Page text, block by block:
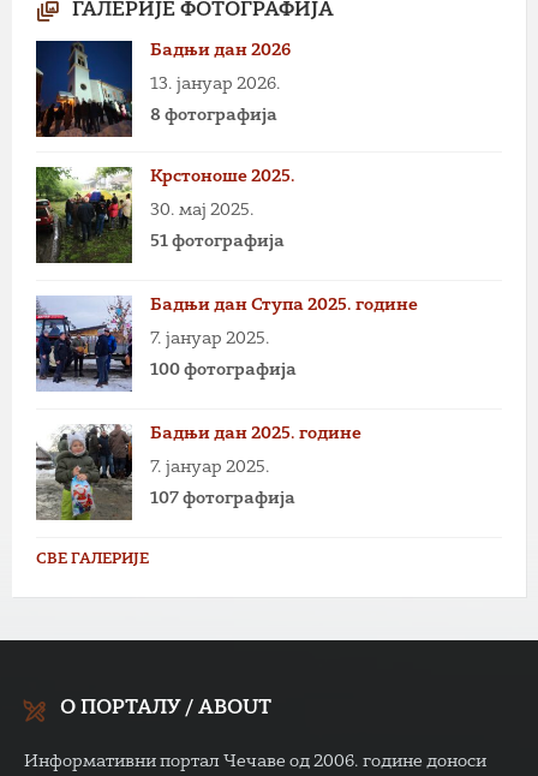
ГАЛЕРИЈЕ ФОТОГРАФИЈА
Бадњи дан 2026
13. јануар 2026.
8 фотографија
Крстоноше 2025.
30. мај 2025.
51 фотографија
Бадњи дан Ступа 2025. године
7. јануар 2025.
100 фотографија
Бадњи дан 2025. године
7. јануар 2025.
107 фотографија
СВЕ ГАЛЕРИЈЕ
О ПОРТАЛУ / ABOUT
Информативни портал Чечаве од 2006. године доноси